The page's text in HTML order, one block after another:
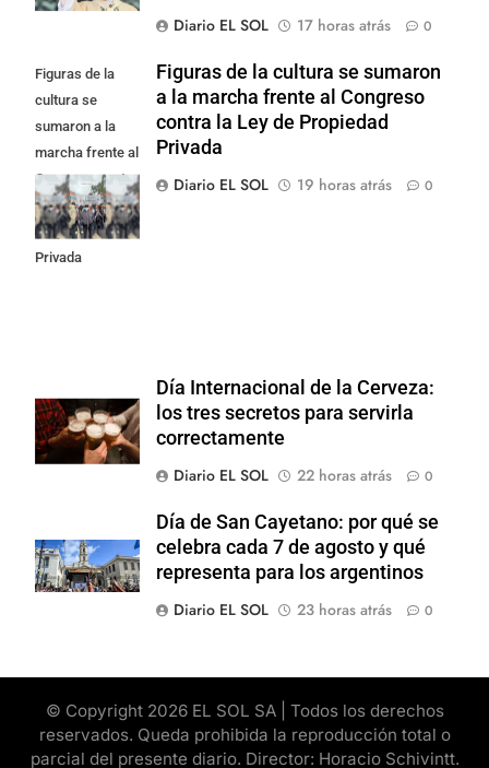
Diario EL SOL
17 horas atrás 0
Figuras de la
cultura se
sumaron a la
marcha frente al
Congreso contra
la Ley de
Propiedad
Privada
Figuras de la cultura se sumaron
a la marcha frente al Congreso
contra la Ley de Propiedad
Privada
Diario EL SOL
19 horas atrás 0
Día Internacional de la Cerveza:
los tres secretos para servirla
correctamente
Diario EL SOL
22 horas atrás 0
Día de San Cayetano: por qué se
celebra cada 7 de agosto y qué
representa para los argentinos
Diario EL SOL
23 horas atrás 0
© Copyright 2026 EL SOL SA | Todos los derechos
reservados. Queda prohibida la reproducción total o
parcial del presente diario. Director: Horacio Schivintt.